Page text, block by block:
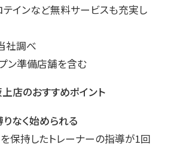
テインなど無料サービスも充実し
社調べ
ン準備店舗を含む
店のおすすめポイント
なく始められる
保持したトレーナーの指導が1回